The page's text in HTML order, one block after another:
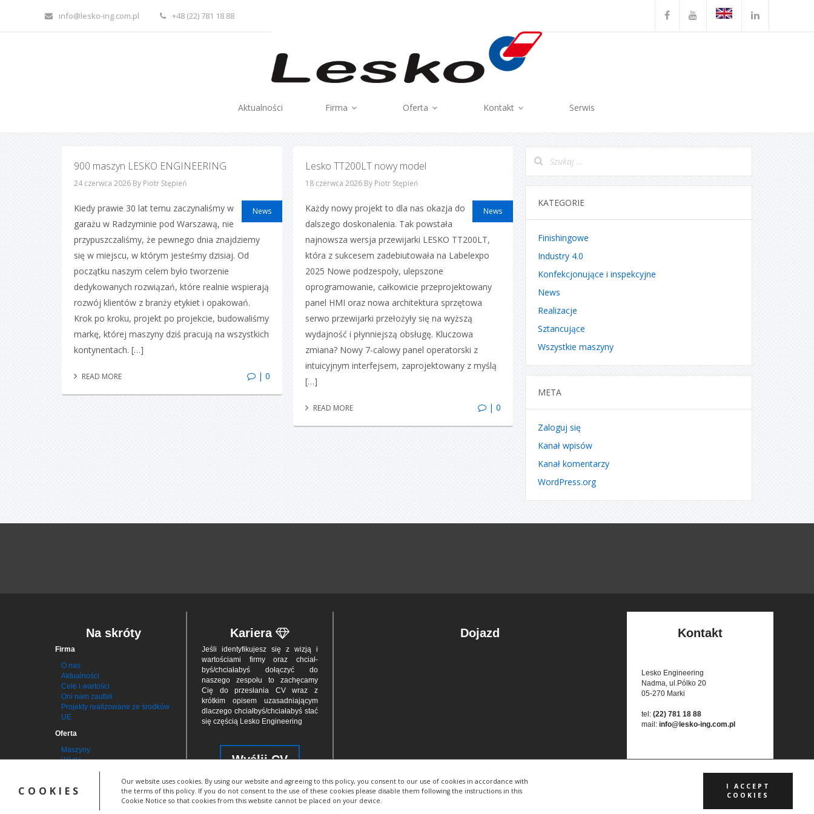
COOKIES
Our website uses cookies. By using our website and agreeing to this policy, you consent to our use of cookies in accordance with
the terms of this policy. If you do not consent to the use of these cookies please disable them following the instructions in this
Cookie Notice so that cookies from this website cannot be placed on your device.
I ACCEPT
COOKIES
info@lesko-ing.com.pl +48 (22) 781 18 88
Aktualności Firma Oferta Kontakt Serwis
900 maszyn LESKO ENGINEERING
24 czerwca 2026 By Piotr Stępień
News
Kiedy prawie 30 lat temu zaczynaliśmy w
garażu w Radzyminie pod Warszawą, nie
przypuszczaliśmy, że pewnego dnia znajdziemy
się w miejscu, w którym jesteśmy dzisiaj. Od
początku naszym celem było tworzenie
dedykowanych rozwiązań, które realnie wspierają
rozwój klientów z branży etykiet i opakowań.
Krok po kroku, projekt po projekcie, budowaliśmy
markę, której maszyny dziś pracują na wszystkich
kontynentach. […]
READ MORE | 0
Lesko TT200LT nowy model
18 czerwca 2026 By Piotr Stępień
News
Każdy nowy projekt to dla nas okazja do
dalszego doskonalenia. Tak powstała
najnowsza wersja przewijarki LESKO TT200LT,
która z sukcesem zadebiutowała na Labelexpo
2025 Nowe podzespoły, ulepszone
oprogramowanie, całkowicie przeprojektowany
panel HMI oraz nowa architektura sprzętowa
serwo przewijarki przełożyły się na wyższą
wydajność i płynniejszą obsługę. Kluczowa
zmiana? Nowy 7-calowy panel operatorski z
intuicyjnym interfejsem, zaprojektowany z myślą
[…]
READ MORE | 0
KATEGORIE
Finishingowe
Industry 4.0
Konfekcjonujące i inspekcyjne
News
Realizacje
Sztancujące
Wszystkie maszyny
META
Zaloguj się
Kanał wpisów
Kanał komentarzy
WordPress.org
Na skróty
Firma
O nas
Aktualności
Cele i wartości
Oni nam zaufali
Projekty realizowane ze środków
UE
Oferta
Maszyny
Wózki
Kariera
Jeśli iden­tyfi­ku­jesz się z wizją i
war­to­ściami firmy oraz chciał­
byś/chciał­abyś dołą­czyć do
naszego zes­połu to zachę­camy
Cię do przes­łania CV wraz z
krótkim opisem uzasad­niającym
dla­czego chciał­byś/chciała­byś stać
się czę­ścią Lesko Engineering
Wyślij CV
Dojazd Kontakt
Lesko Engineering
Nadma, ul.Pólko 20
05-270 Marki
tel:(22) 781 18 88
mail:info@lesko-ing.com.pl